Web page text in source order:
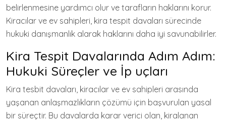
belirlenmesine yardımcı olur ve tarafların haklarını korur.
Kiracılar ve ev sahipleri, kira tespit davaları sürecinde
hukuki danışmanlık alarak haklarını daha iyi savunabilirler.
Kira Tespit Davalarında Adım Adım:
Hukuki Süreçler ve İp uçları
Kira tesbit davaları, kiracılar ve ev sahipleri arasında
yaşanan anlaşmazlıkların çözümü için başvurulan yasal
bir süreçtir. Bu davalarda karar verici olan, kiralanan